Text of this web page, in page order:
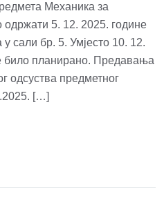
Механика за
одржати 5. 12. 2025. године
сали бр. 5. Умјесто 10. 12.
било планирано. Предавања
одсуства предметног
[…]